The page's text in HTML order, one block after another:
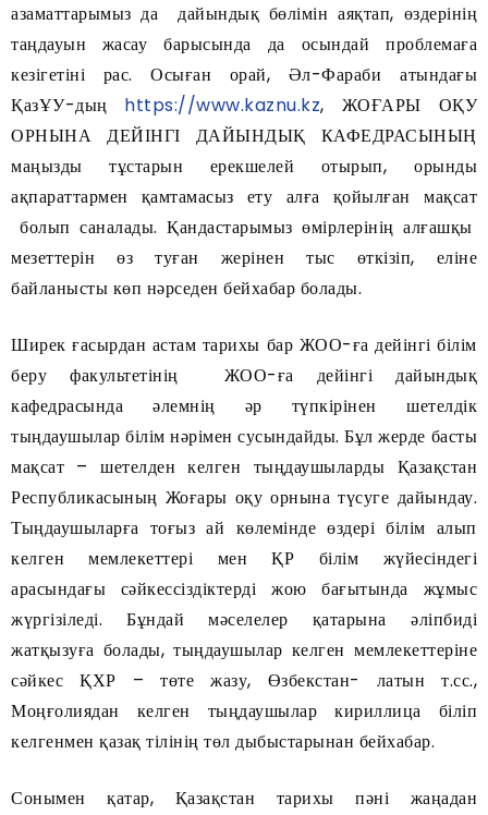
азаматтарымыз да дайындық бөлімін аяқтап, өздерінің
таңдауын жасау барысында да осындай проблемаға
кезігетіні рас. Осыған орай, Әл-Фараби атындағы
ҚазҰУ-дың https://www.kaznu.kz, ЖОҒАРЫ ОҚУ
ОРНЫНА ДЕЙІНГІ ДАЙЫНДЫҚ КАФЕДРАСЫНЫҢ
маңызды тұстарын ерекшелей отырып, орынды
ақпараттармен қамтамасыз ету алға қойылған мақсат
болып саналады. Қандастарымыз өмірлерінің алғашқы
мезеттерін өз туған жерінен тыс өткізіп, еліне
байланысты көп нәрседен бейхабар болады.
Ширек ғасырдан астам тарихы бар ЖОО-ға дейінгі білім
беру факультетінің ЖОО-ға дейінгі дайындық
кафедрасында әлемнің әр түпкірінен шетелдік
тыңдаушылар білім нәрімен сусындайды. Бұл жерде басты
мақсат – шетелден келген тыңдаушыларды Қазақстан
Республикасының Жоғары оқу орнына түсуге дайындау.
Тыңдаушыларға тоғыз ай көлемінде өздері білім алып
келген мемлекеттері мен ҚР білім жүйесіндегі
арасындағы сәйкессіздіктерді жою бағытында жұмыс
жүргізіледі. Бұндай мәселелер қатарына әліпбиді
жатқызуға болады, тыңдаушылар келген мемлекеттеріне
сәйкес ҚХР – төте жазу, Өзбекстан- латын т.сс.,
Моңғолиядан келген тыңдаушылар кириллица біліп
келгенмен қазақ тілінің төл дыбыстарынан бейхабар.
Сонымен қатар, Қазақстан тарихы пәні жаңадан